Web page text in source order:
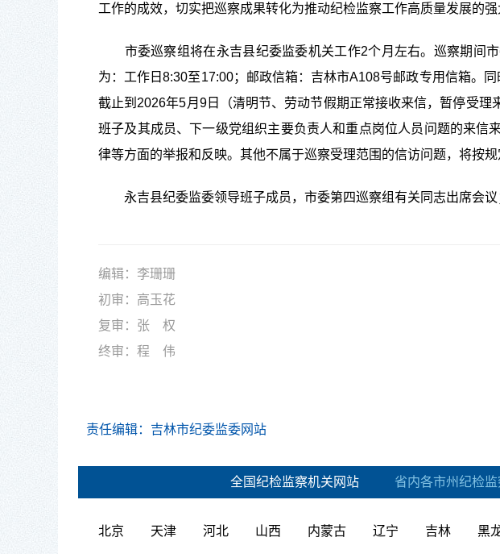
工作的成效，切实把巡察成果转化为推动纪检监察工作高质量发展的强
市委巡察组将在永吉县纪委监委机关工作2个月左右。 巡察期间
为 ： 工作日8:30至17:00；邮政信箱： 吉林市A108号邮政专用信箱。
截止到 2026年5月9日（清明节、劳动节假期正常接收来信，暂停受理
班子及其成员、下一级党组织主要负责人和重点岗位人员 问题的来信
律等方面的举报和反映。其他不属于巡察受理范围的信访问题，将按规
永吉县纪委监委领导班子成员 ， 市委第四巡察组有关 同志出席会议
编辑：李珊珊
初审：高玉花
复审：张 权
终审：程 伟
责任编辑：吉林市纪委监委网站
全国纪检监察机关网站 省内各市州纪检
北京 天津 河北 山西 内蒙古 辽宁 吉林 黑